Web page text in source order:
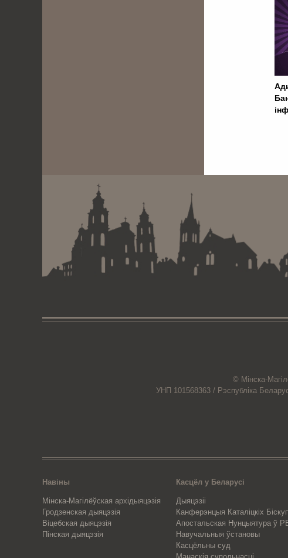
© Мiнска-
УНП 101568363 / Рэспубліка
Навіны
Мінска-Магілёўская архідыяцэзія
Гродзенская дыяцэзія
Віцебская дыяцэзія
Пінская дыяцэзія
Касцёл у Беларусі
Дыяцэзіі
Канферэнцыя Каталіцкіх
Апостальская Нунцыятура ў
Навучальныя ўстановы
Касцёльны суд